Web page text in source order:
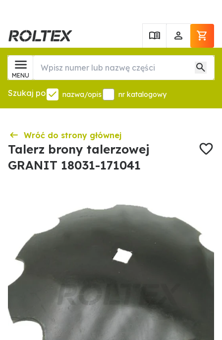
MENU
Szukaj po nazwa/opis nr katalogowy
Wróć do strony głównej
Talerz brony talerzowej
GRANIT 18031-171041